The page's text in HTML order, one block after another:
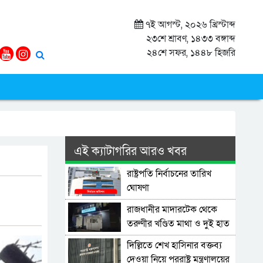
৭ই আগস্ট, ২০২৬ খ্রিস্টাব্দ
২৩শে শ্রাবণ, ১৪৩৩ বঙ্গাব্দ
২৪শে সফর, ১৪৪৮ হিজরি
এই ক্যাটাগরির আরও খবর
রাষ্ট্রপতি নির্বাচনের তারিখ
ঘোষণা
রাজধানীর মাদারটেক থেকে
তরুণীর খণ্ডিত মাথা ও দুই হাত
উদ্ধার
দিল্লিতে শেখ হাসিনার বক্তব্য
দেওয়া নিয়ে পররাষ্ট্র মন্ত্রণালয়ের